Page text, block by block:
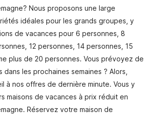
Nous proposons une large
idéales pour les grands groupes, y
de vacances pour 6 personnes, 8
12 personnes, 14 personnes, 15
plus de 20 personnes. Vous prévoyez de
les prochaines semaines ? Alors,
à nos offres de dernière minute. Vous y
maisons de vacances à prix réduit en
Réservez votre maison de